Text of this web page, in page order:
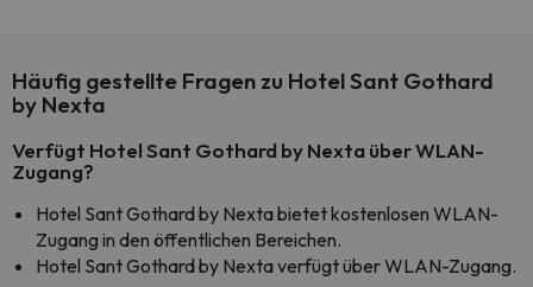
Häufig gestellte Fragen zu Hotel Sant Gothard
by Nexta
Verfügt Hotel Sant Gothard by Nexta über WLAN-
Zugang?
Hotel Sant Gothard by Nexta bietet kostenlosen WLAN-
Zugang in den öffentlichen Bereichen.
Hotel Sant Gothard by Nexta verfügt über WLAN-Zugang.